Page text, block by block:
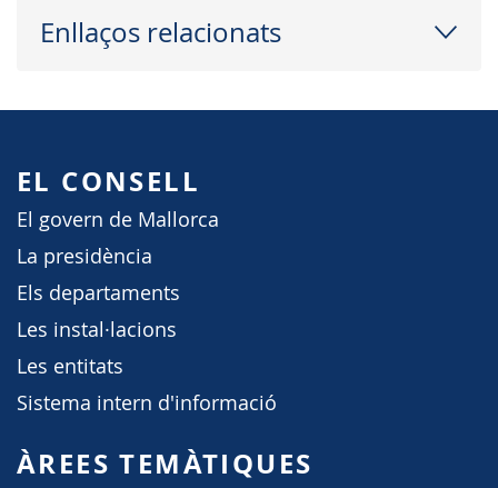
Enllaços relacionats
EL CONSELL
El govern de Mallorca
La presidència
Els departaments
Les instal·lacions
Les entitats
Sistema intern d'informació
ÀREES TEMÀTIQUES